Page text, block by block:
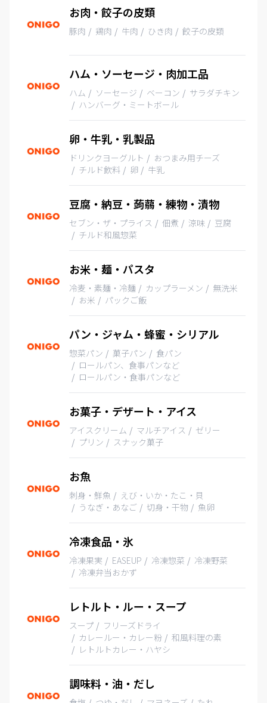
お肉・餃子の皮類
豚肉 鶏肉 牛肉 ひき肉 餃子の皮類
ハム・ソーセージ・肉加工品
ハム ソーセージ ベーコン
サラダチキン
ハンバーグ・ミートボール
卵・牛乳・乳製品
ドリンクヨーグルト
おつまみ用チーズ
チルド飲料
卵 牛乳
豆腐・納豆・蒟蒻・練物・漬物
セブン・ザ・プライス 佃煮 涼味
豆腐
チルド和風惣菜
お米・麺・パスタ
冷麦・素麺・冷麺 カップラーメン
無洗米
お米
パックご飯
パン・ジャム・蜂蜜・シリアル
惣菜パン 菓子パン
食パン
ロールパン、食事パンなど
ロールパン・食事パンなど
お菓子・デザート・アイス
アイスクリーム マルチアイス
ゼリー
プリン
スナック菓子
お魚
刺身・鮮魚
えび・いか・たこ・貝
うなぎ・あなご
切身・干物 魚卵
冷凍食品・氷
冷凍果実 EASEUP 冷凍惣菜
冷凍野菜
冷凍弁当おかず
レトルト・ルー・スープ
スープ
フリーズドライ
カレールー・カレー粉
和風料理の素
レトルトカレー・ハヤシ
調味料・油・だし